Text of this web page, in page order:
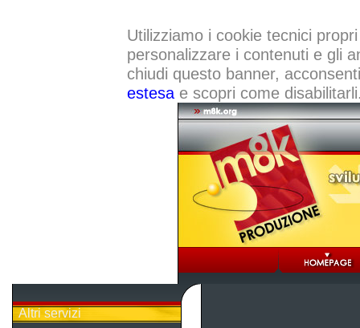
Utilizziamo i cookie tecnici
personalizzare i contenuti e gli
chiudi questo banner,
estesae scopri come
Altri servizi